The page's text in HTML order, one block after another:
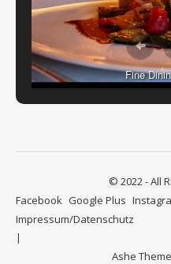
Fine
© 2022 - All
Facebook Google Plus
Impressum/Datenschutz
Ashe